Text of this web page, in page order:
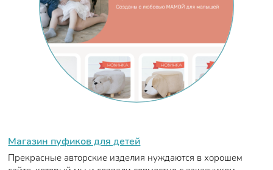
Магазин пуфиков для детей
Прекрасные авторские изделия нуждаются в хорошем